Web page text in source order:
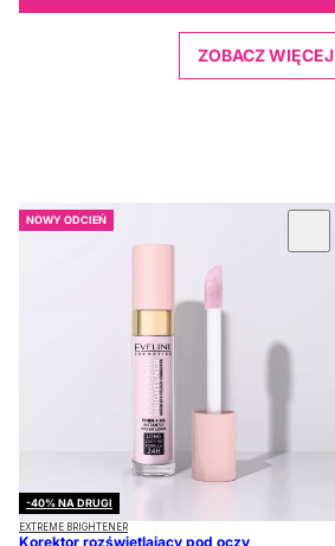
ZOBACZ WIĘCEJ
NOWY ODCIEŃ
-40% NA DRUGI
EXTREME BRIGHTENER
Korektor rozświetlający pod oczy